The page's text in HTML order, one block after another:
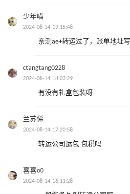
少年喵
2024-08-14 19:15:48
亲测ae+转运过了，账单地址
ctangtang0228
2024-08-14 18:03:29
有没有礼盒包装呀
兰苏悌
2024-08-14 17:20:58
转运公司运包 包税吗
喜喜o0
2024-08-14 16:11:28